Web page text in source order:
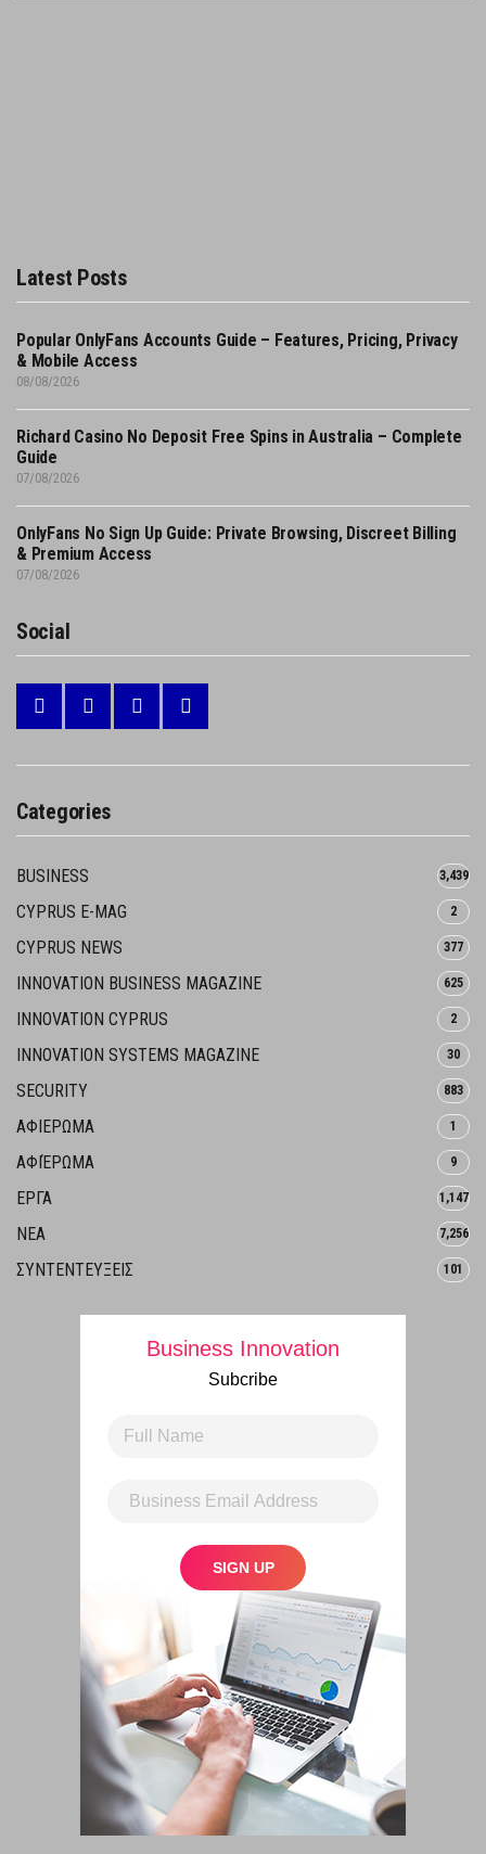
Latest Posts
Popular OnlyFans Accounts Guide – Features, Pricing, Privacy
& Mobile Access
08/08/2026
Richard Casino No Deposit Free Spins in Australia – Complete
Guide
07/08/2026
OnlyFans No Sign Up Guide: Private Browsing, Discreet Billing
& Premium Access
07/08/2026
Social
Categories
BUSINESS 3,439
CYPRUS E-MAG 2
CYPRUS NEWS 377
INNOVATION BUSINESS MAGAZINE 625
INNOVATION CYPRUS 2
INNOVATION SYSTEMS MAGAZINE 30
SECURITY 883
ΑΦΙΕΡΩΜΑ 1
ΑΦΙΈΡΩΜΑ 9
ΕΡΓΑ 1,147
ΝΕΑ 7,256
ΣΥΝΤΕΝΤΕΥΞΕΙΣ 101
Business Innovation
Subcribe